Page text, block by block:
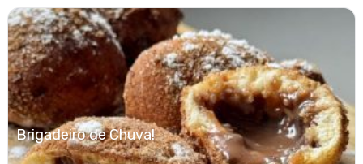
Brigadeiro de Chuva!